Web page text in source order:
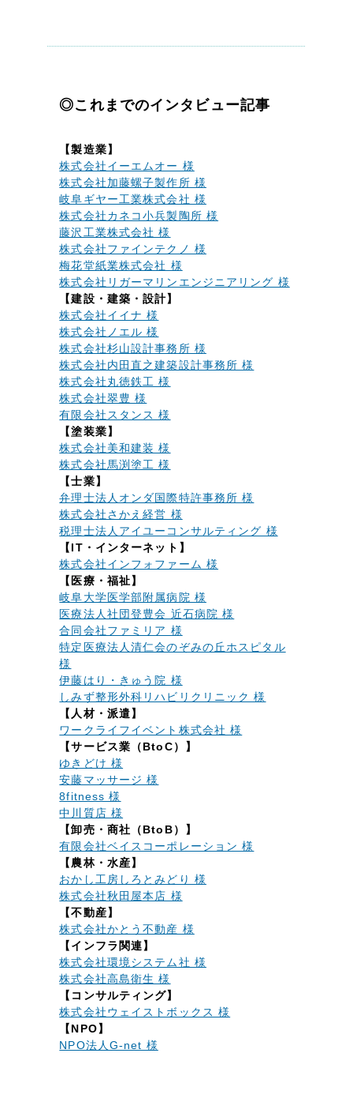
◎これまでのインタビュー記事
【製造業】
株式会社イーエムオー 様
株式会社加藤螺子製作所 様
岐阜ギヤー工業株式会社 様
株式会社カネコ小兵製陶所 様
藤沢工業株式会社 様
株式会社ファインテクノ 様
梅花堂紙業株式会社 様
株式会社リガーマリンエンジニアリング 様
【建設・建築・設計】
株式会社イイナ 様
株式会社ノエル 様
株式会社杉山設計事務所 様
株式会社内田直之建築設計事務所 様
株式会社丸徳鉄工 様
株式会社翠豊 様
有限会社スタンス 様
【塗装業】
株式会社美和建装 様
株式会社馬渕塗工 様
【士業】
弁理士法人オンダ国際特許事務所 様
株式会社さかえ経営 様
税理士法人アイユーコンサルティング 様
【IT・インターネット】
株式会社インフォファーム 様
【医療・福祉】
岐阜大学医学部附属病院 様
医療法人社団登豊会 近石病院 様
合同会社ファミリア 様
特定医療法人清仁会のぞみの丘ホスピタル
様
伊藤はり・きゅう院 様
しみず整形外科リハビリクリニック 様
【人材・派遣】
ワークライフイベント株式会社 様
【サービス業（BtoC）】
ゆきどけ 様
安藤マッサージ 様
8fitness 様
中川質店 様
【卸売・商社（BtoB）】
有限会社ベイスコーポレーション 様
【農林・水産】
おかし工房しろとみどり 様
株式会社秋田屋本店 様
【不動産】
株式会社かとう不動産 様
【インフラ関連】
株式会社環境システム社 様
株式会社高島衛生 様
【コンサルティング】
株式会社ウェイストボックス 様
【NPO】
NPO法人G-net 様